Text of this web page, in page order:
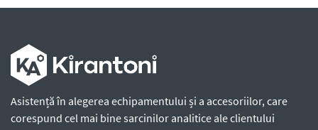
Asistență în alegerea echipamentului și a accesoriilor, care
corespund cel mai bine sarcinilor analitice ale clientului